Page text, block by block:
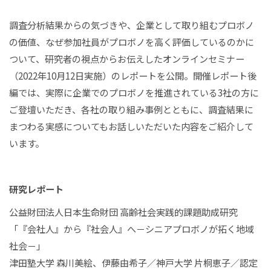
調査分析結果からの気づきや、企業として取り組むプロボノ
の価値、なぜ参加社員がプロボノを高く評価しているのかに
ついて、研究者の視点からお伝えしたオンラインセミナー
（2022年10月12日実施）のレポートを公開。開催レポート後
編では、実際に企業でのプロボノを推進されている3社の方に
ご登壇いただき、各社の取り組み事例とともに、調査結果に
まつわる実感についてもお話しいただいた内容をご紹介して
います。
研究レポート
公益財団法人日本生命財団 高齢社会実践的課題助成研究
「『会社人』から『社会人』へ－シニアプロボノが拓く地域
社会－」
津田塾大学 森川美絵、伊藤由希子／神戸大学 片桐恵子／認定